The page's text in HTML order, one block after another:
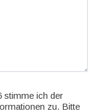
stimme ich der
zu. Bitte